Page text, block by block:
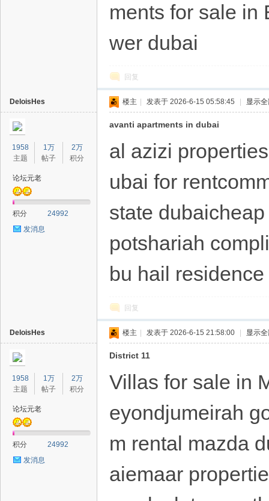
ments for sale in
wer dubai
回复
DeloisHes
1958
主题
1万
帖子
2万
积分
论坛元老
积分
24992
发消息
楼主 发表于 2026-6-15 05:58:45 显示
avanti apartments in dubai
al azizi
ubai for
state
potshariah
bu hail residence
回复
DeloisHes
1958
主题
1万
帖子
2万
积分
论坛元老
积分
24992
发消息
楼主 发表于 2026-6-15 21:58:00 显示
District 11
Villas for sale in
eyondjumeirah
m rental mazda
aiemaar